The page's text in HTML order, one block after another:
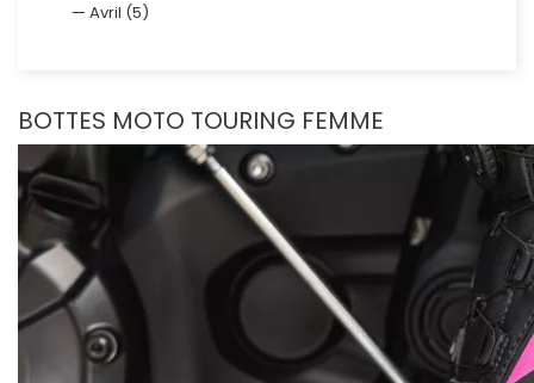
Avril (5)
BOTTES MOTO TOURING FEMME